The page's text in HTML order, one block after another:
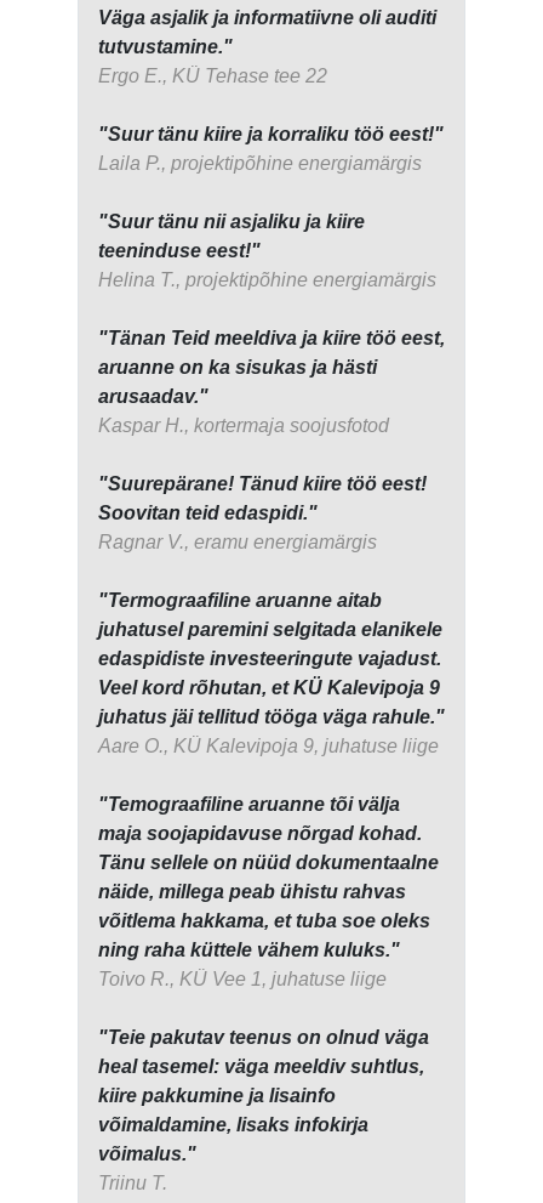
Väga asjalik ja informatiivne oli auditi
tutvustamine."
Ergo E., KÜ Tehase tee 22
"Suur tänu kiire ja korraliku töö eest!"
Laila P., projektipõhine energiamärgis
"Suur tänu nii asjaliku ja kiire
teeninduse eest!"
Helina T., projektipõhine energiamärgis
"Tänan Teid meeldiva ja kiire töö eest,
aruanne on ka sisukas ja hästi
arusaadav."
Kaspar H., kortermaja soojusfotod
"Suurepärane! Tänud kiire töö eest!
Soovitan teid edaspidi."
Ragnar V., eramu energiamärgis
"Termograafiline aruanne aitab
juhatusel paremini selgitada elanikele
edaspidiste investeeringute vajadust.
Veel kord rõhutan, et KÜ Kalevipoja 9
juhatus jäi tellitud tööga väga rahule."
Aare O., KÜ Kalevipoja 9, juhatuse liige
"Temograafiline aruanne tõi välja
maja soojapidavuse nõrgad kohad.
Tänu sellele on nüüd dokumentaalne
näide, millega peab ühistu rahvas
võitlema hakkama, et tuba soe oleks
ning raha küttele vähem kuluks."
Toivo R., KÜ Vee 1, juhatuse liige
"Teie pakutav teenus on olnud väga
heal tasemel: väga meeldiv suhtlus,
kiire pakkumine ja lisainfo
võimaldamine, lisaks infokirja
võimalus."
Triinu T.